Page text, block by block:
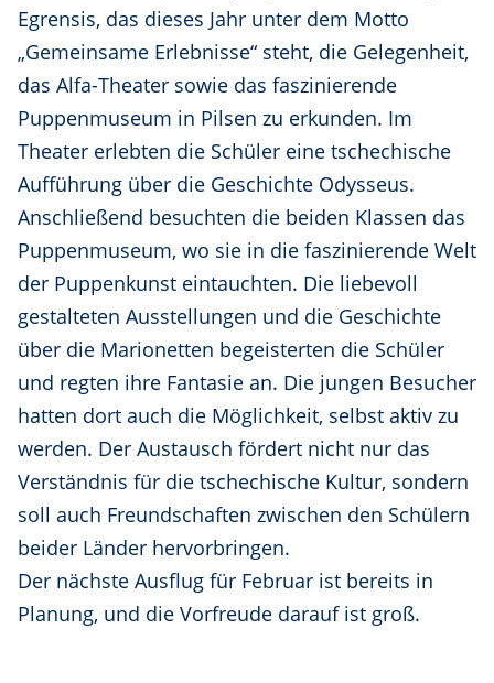
Egrensis, das dieses Jahr unter dem Motto
„Gemeinsame Erlebnisse“ steht, die Gelegenheit,
das Alfa-Theater sowie das faszinierende
Puppenmuseum in Pilsen zu erkunden. Im
Theater erlebten die Schüler eine tschechische
Aufführung über die Geschichte Odysseus.
Anschließend besuchten die beiden Klassen das
Puppenmuseum, wo sie in die faszinierende Welt
der Puppenkunst eintauchten. Die liebevoll
gestalteten Ausstellungen und die Geschichte
über die Marionetten begeisterten die Schüler
und regten ihre Fantasie an. Die jungen Besucher
hatten dort auch die Möglichkeit, selbst aktiv zu
werden. Der Austausch fördert nicht nur das
Verständnis für die tschechische Kultur, sondern
soll auch Freundschaften zwischen den Schülern
beider Länder hervorbringen.
Der nächste Ausflug für Februar ist bereits in
Planung, und die Vorfreude darauf ist groß.